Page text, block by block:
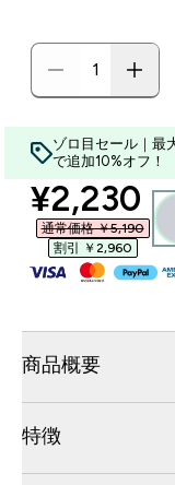
ゾロ目セール｜最
で追加10%オフ！
¥2,230‎
通常価格 ￥5,190‎
割引 ￥2,960‎
商品概要
特徴